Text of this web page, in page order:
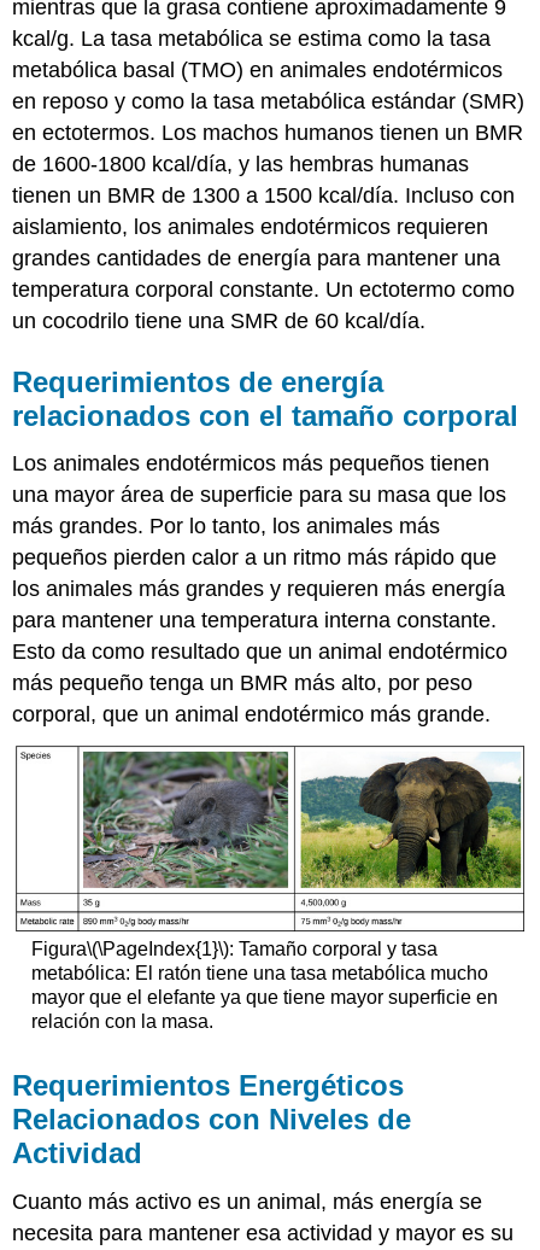
mientras que la grasa contiene aproximadamente 9
kcal/g. La tasa metabólica se estima como la tasa
metabólica basal (TMO) en animales endotérmicos
en reposo y como la tasa metabólica estándar (SMR)
en ectotermos. Los machos humanos tienen un BMR
de 1600-1800 kcal/día, y las hembras humanas
tienen un BMR de 1300 a 1500 kcal/día. Incluso con
aislamiento, los animales endotérmicos requieren
grandes cantidades de energía para mantener una
temperatura corporal constante. Un ectotermo como
un cocodrilo tiene una SMR de 60 kcal/día.
Requerimientos de energía
relacionados con el tamaño corporal
Los animales endotérmicos más pequeños tienen
una mayor área de superficie para su masa que los
más grandes. Por lo tanto, los animales más
pequeños pierden calor a un ritmo más rápido que
los animales más grandes y requieren más energía
para mantener una temperatura interna constante.
Esto da como resultado que un animal endotérmico
más pequeño tenga un BMR más alto, por peso
corporal, que un animal endotérmico más grande.
Figura\(\PageIndex{1}\): Tamaño corporal y tasa
metabólica: El ratón tiene una tasa metabólica mucho
mayor que el elefante ya que tiene mayor superficie en
relación con la masa.
Requerimientos Energéticos
Relacionados con Niveles de
Actividad
Cuanto más activo es un animal, más energía se
necesita para mantener esa actividad y mayor es su